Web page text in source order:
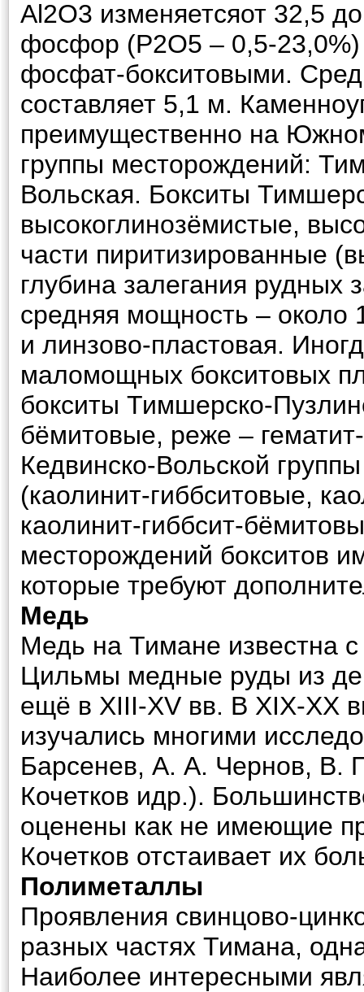
Al2O3 изменяетсяот 32,5
фосфор (Р2О5 – 0,5-23,0%)
фосфат-бокситовыми.
составляет 5,1 м.
преимущественно на
группы месторождений:
Вольская. Бокситы
высокоглинозёмистые,
части пиритизированные
глубина залегания рудных
средняя мощность –
и линзово-пластовая.
маломощных бокситовых
бокситы Тимшерско-
бёмитовые, реже –
Кедвинско-Вольской
(каолинит-гиббситовые,
каолинит-гиббсит-
месторождений бокситов
которые требуют
Медь
Медь на Тимане известна
Цильмы медные руды из
ещё в XIII-XV вв. В XIX-XX
изучались многими
Барсенев, А. А. Чернов,
Кочетков идр.).
оценены как не имеющие
Кочетков отстаивает их
Полиметаллы
Проявления свинцово-
разных частях Тимана,
Наиболее интересными